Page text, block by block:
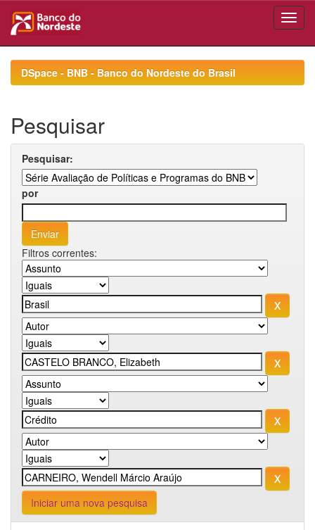
navigationDSpace - BNB - Banco do Nordeste do Brasil
Pesquisar
Pesquisar:
por
Filtros correntes:
Iniciar uma nova pesquisa